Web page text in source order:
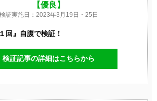
【優良】
検証実施日：2023年3月19日・25日
回』自腹で検証！
検証記事の詳細はこちらから